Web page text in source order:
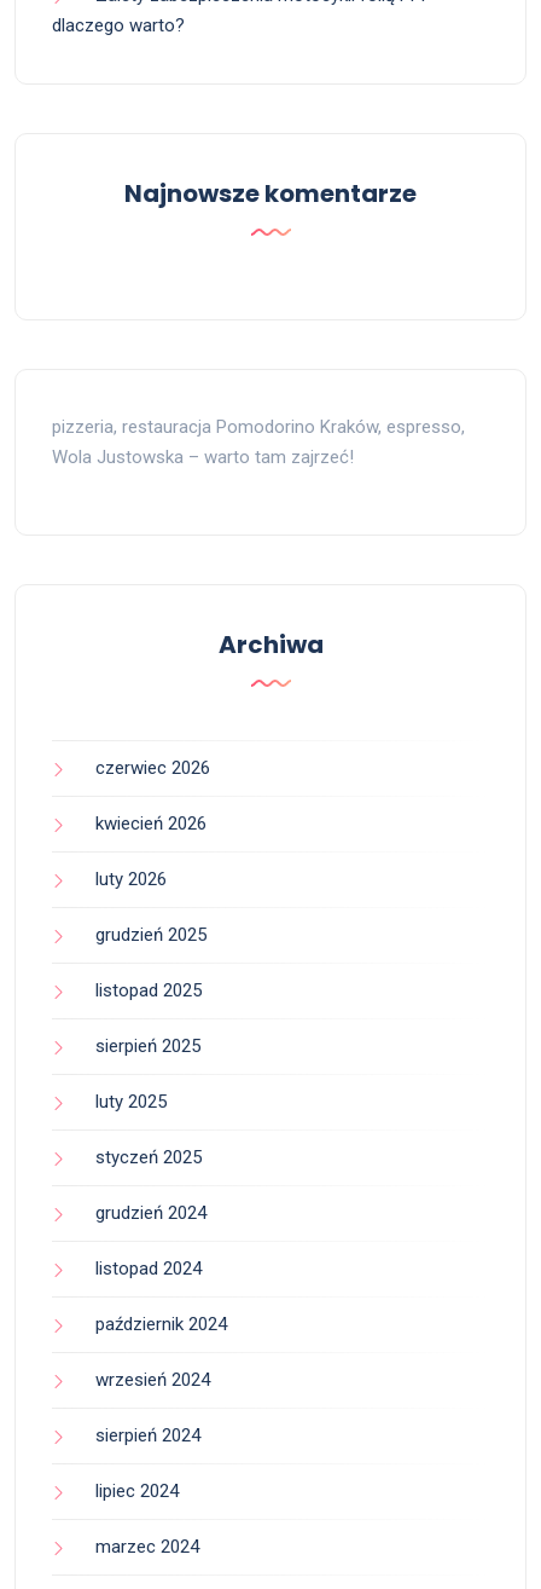
dlaczego warto?
Najnowsze komentarze
pizzeria, restauracja Pomodorino Kraków, espresso,
Wola Justowska – warto tam zajrzeć!
Archiwa
czerwiec 2026
kwiecień 2026
luty 2026
grudzień 2025
listopad 2025
sierpień 2025
luty 2025
styczeń 2025
grudzień 2024
listopad 2024
październik 2024
wrzesień 2024
sierpień 2024
lipiec 2024
marzec 2024